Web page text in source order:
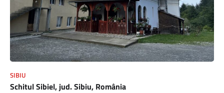
SIBIU
Schitul Sibiel, jud. Sibiu, România